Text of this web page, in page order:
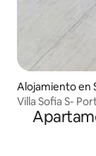
Alojamiento en
Villa Sofia S-